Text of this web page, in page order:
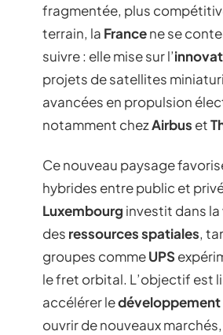
fragmentée, plus
terrain, la Francene se
suivre : elle mise sur l’
projets de satellites
avancées en propulsion
notamment chezAirbus et
Ce nouveau paysage
hybrides entre public et
Luxembourg investit dans
des ressources spatiales,
groupes commeUPS
le fret orbital. L’objectif est
accélérer le
ouvrir de nouveaux